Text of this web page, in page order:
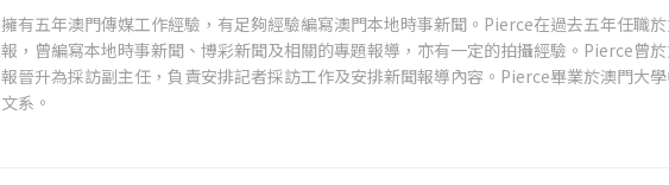
擁有五年澳門傳媒工作經驗，有足夠經驗編寫澳門本地時事新聞。Pierce在過去五年任職
報，曾編寫本地時事新聞、博彩新聞及相關的專題報導，亦有一定的拍攝經驗。Pierce曾
報晉升為採訪副主任，負責安排記者採訪工作及安排新聞報導內容。Pierce畢業於澳門大
文系。